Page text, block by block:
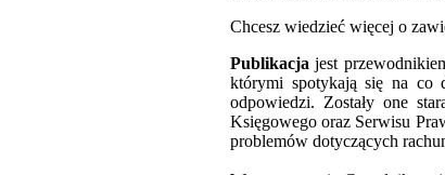
Chcesz wiedzieć więcej o
Publikacja jest
którymi spotykają się na co
odpowiedzi. Zostały one
Księgowego oraz Serwisu
problemów dotyczących